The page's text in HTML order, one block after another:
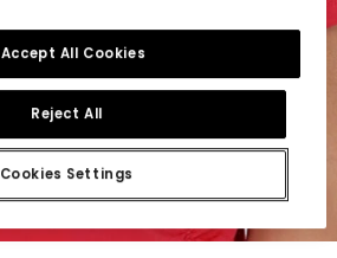
Cookies Settings
Reject All
Accept All Cookies